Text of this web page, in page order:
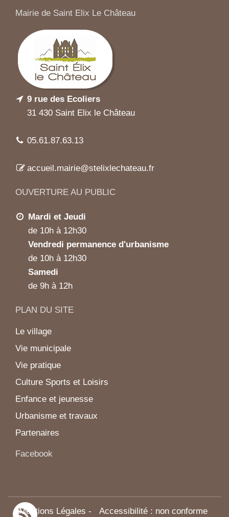
Mairie de Saint Elix Le Château
9 rue des Ecoliers
31 430 Saint Elix le Château
05.61.87.63.13
accueil.mairie@stelixlechateau.fr
OUVERTURE AU PUBLIC
Mardi et Jeudi
de 10h à 12h30
Vendredi permanence d'urbanisme
de 10h à 12h30
Samedi
de 9h à 12h
PLAN DU SITE
Le village
Vie municipale
Vie pratique
Culture Sports et Loisirs
Enfance et jeunesse
Urbanisme et travaux
Partenaires
Facebook
Mentions Légales - Accessibilité : non conforme